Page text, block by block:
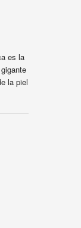
es la
la piel